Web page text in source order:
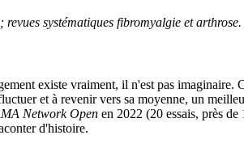
systématiques fibromyalgie et arthrose.
existe vraiment, il n'est pas imaginaire.
et à revenir vers sa moyenne, un
Network Open en 2022 (20 essais, près
d'histoire.